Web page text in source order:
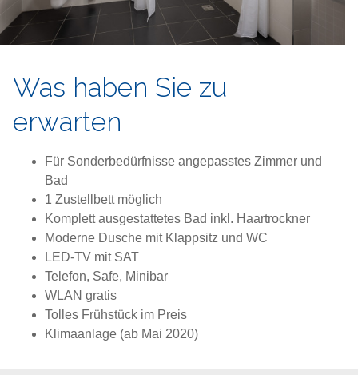
Was haben Sie zu
erwarten
Für Sonderbedürfnisse angepasstes Zimmer und
Bad
1 Zustellbett möglich
Komplett ausgestattetes Bad inkl. Haartrockner
Moderne Dusche mit Klappsitz und WC
LED-TV mit SAT
Telefon, Safe, Minibar
WLAN gratis
Tolles Frühstück im Preis
Klimaanlage (ab Mai 2020)